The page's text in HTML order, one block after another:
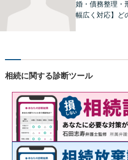
婚・債務整理・
幅広く対応】ど
けています。一
相続に関する診断ツール